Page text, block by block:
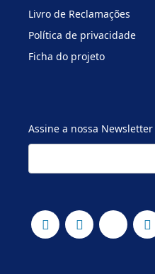
Livro de Reclamações
Política de privacidade
Ficha do projeto
Assine a nossa Newsletter